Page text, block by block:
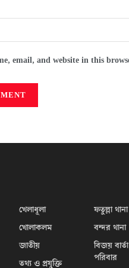
email, and website in this
খেলাধূলা
খোলাকলম
জাতীয়
তথ্য ও প্রযুক্তি
ফতুল্লা থানা
বন্দর থানা
বিজয়
পরিবার